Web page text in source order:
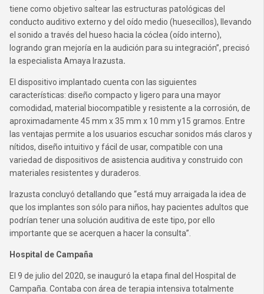
tiene como objetivo saltear las estructuras patológicas del
conducto auditivo externo y del oído medio (huesecillos), llevando
el sonido a través del hueso hacia la cóclea (oído interno),
logrando gran mejoría en la audición para su integración”, precisó
la especialista Amaya Irazusta.
El dispositivo implantado cuenta con las siguientes
características: diseño compacto y ligero para una mayor
comodidad, material biocompatible y resistente a la corrosión, de
aproximadamente 45 mm x 35 mm x 10 mm y15 gramos. Entre
las ventajas permite a los usuarios escuchar sonidos más claros y
nítidos, diseño intuitivo y fácil de usar, compatible con una
variedad de dispositivos de asistencia auditiva y construido con
materiales resistentes y duraderos.
Irazusta concluyó detallando que “está muy arraigada la idea de
que los implantes son sólo para niños, hay pacientes adultos que
podrían tener una solución auditiva de este tipo, por ello
importante que se acerquen a hacer la consulta”.
Hospital de Campaña
El 9 de julio del 2020, se inauguró la etapa final del Hospital de
Campaña. Contaba con área de terapia intensiva totalmente